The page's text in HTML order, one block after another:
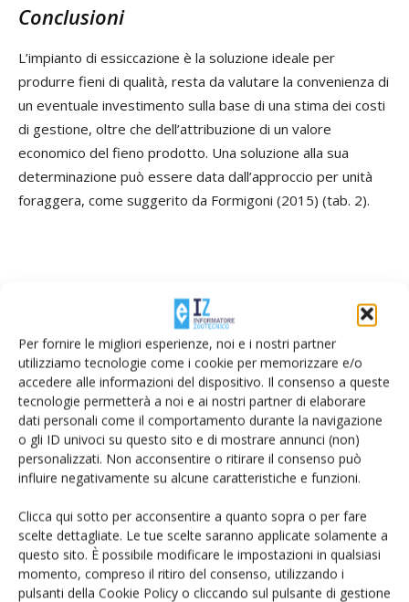
Per fornire le migliori esperienze, noi e i nostri partner
utilizziamo tecnologie come i cookie per memorizzare e/o
accedere alle informazioni del dispositivo. Il consenso a queste
tecnologie permetterà a noi e ai nostri partner di elaborare
dati personali come il comportamento durante la navigazione
o gli ID univoci su questo sito e di mostrare annunci (non)
personalizzati. Non acconsentire o ritirare il consenso può
influire negativamente su alcune caratteristiche e funzioni.
Clicca qui sotto per acconsentire a quanto sopra o per fare
scelte dettagliate. Le tue scelte saranno applicate solamente a
questo sito. È possibile modificare le impostazioni in qualsiasi
momento, compreso il ritiro del consenso, utilizzando i
pulsanti della Cookie Policy o cliccando sul pulsante di gestione
Conclusioni
L’impianto di essiccazione è la soluzione ideale per
produrre fieni di qualità, resta da valutare la convenienza di
un eventuale investimento sulla base di una stima dei costi
di gestione, oltre che dell’attribuzione di un valore
economico del fieno prodotto. Una soluzione alla sua
determinazione può essere data dall’approccio per unità
foraggera, come suggerito da Formigoni (2015) (tab. 2).
Si ringrano: Marcello Chiesi dell'azienda agricola “Il Ponte” di
Casina (Re); Marco Rinaldi e Paolo Moscatelli della
cooperativa agricola “S. Lucia” di Casina; Gabriele Strucchi
della cooperativa “Cila” di Novellara (Re).
ASPETTANDO IL 18 MAGGIO
Dopo quello uscito su IZ5, questo articolo di IZ7 può
essere considerato come un’altra tappa di avvicinamento al
grande evento“NOVA AGRICOLTURA FIENAGIONE”,in
programma a Sala Bolognese il 18 maggio prossimo.